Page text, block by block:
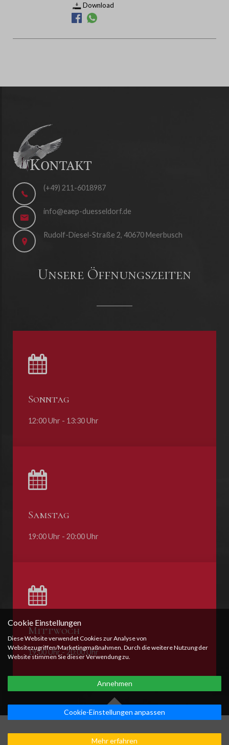
Download
Cookie Einstellungen
Diese Website verwendet Cookies zur Analyse von
Websitezugriffen/Marketingmaßnahmen. Durch die weitere Nutzung der
Website stimmen Sie dieser Verwendung zu.
Annehmen
Cookie-Einstellungen anpassen
Mehr erfahren
(+49) 211-6018987
info@eaep-duesseldorf.de
Rudolf-Diesel-Straße 2, 40670 Meerbusch
Unsere Öffnungszeiten
Sonntag
12:00 Uhr - 13:30 Uhr
Samstag
19:00 Uhr - 20:00 Uhr
Mittwoch
19:00 Uhr - 20:00 Uhr
Datenschutz|Impressum